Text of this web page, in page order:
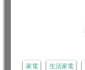
家電 生活家電